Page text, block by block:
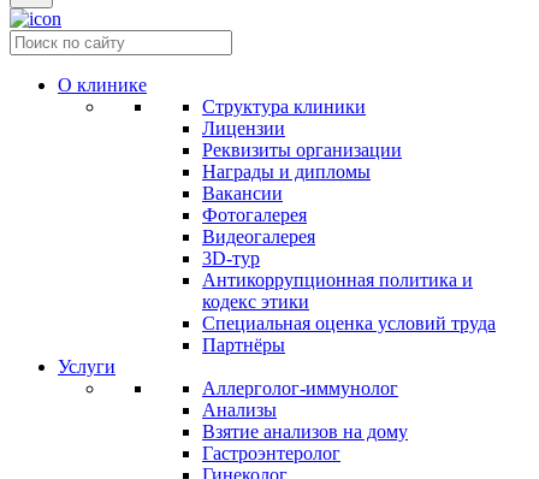
О клинике
Структура клиники
Лицензии
Реквизиты организации
Награды и дипломы
Вакансии
Фотогалерея
Видеогалерея
3D-тур
Антикоррупционная политика и
кодекс этики
Специальная оценка условий труда
Партнёры
Услуги
Аллерголог-иммунолог
Анализы
Взятие анализов на дому
Гастроэнтеролог
Гинеколог